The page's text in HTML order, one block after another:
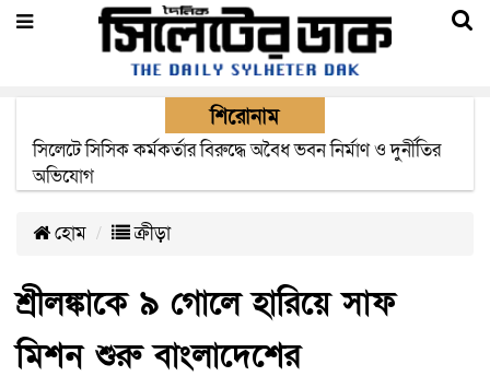
শিরোনাম
২২ ঘণ্টা পর ত্রুটি সেরে জেদ্দার উদ্দেশ্যে ছাড়লো বিমানের ফ্লাইট
হোম ক্রীড়া
শ্রীলঙ্কাকে ৯ গোলে হারিয়ে সাফ
মিশন শুরু বাংলাদেশের